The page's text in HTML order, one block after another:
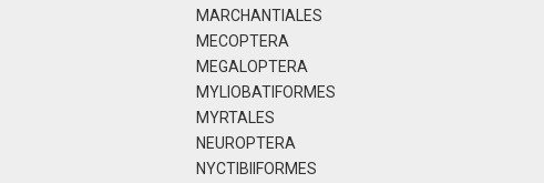
MARCHANTIALES
MECOPTERA
MEGALOPTERA
MYLIOBATIFORMES
MYRTALES
NEUROPTERA
NYCTIBIIFORMES